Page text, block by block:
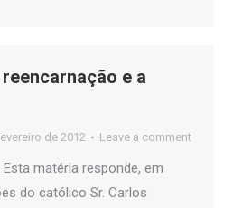
e a
de 2012 Leave a comment
matéria responde, em
do católico Sr. Carlos